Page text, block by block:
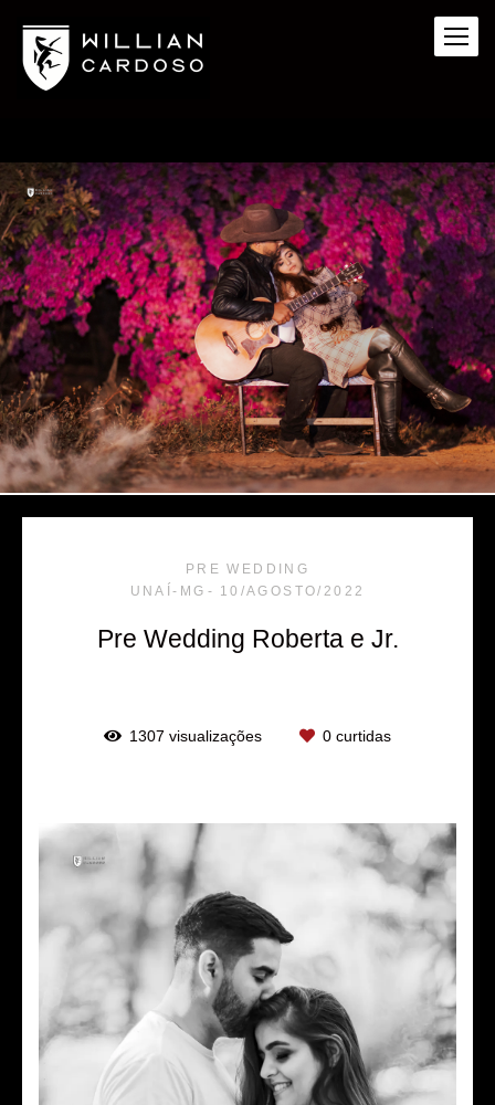
PRE WEDDING
UNAÍ-MG
10/AGOSTO/2022
Pre Wedding Roberta e Jr.
1307 visualizações 0 curtidas